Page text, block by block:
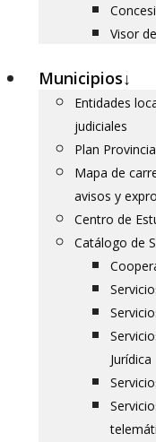
Visor
Municipios↓
Entidades
judiciales
Plan
Mapa de
avisos y
Centro de
Catálogo de
Jurídica